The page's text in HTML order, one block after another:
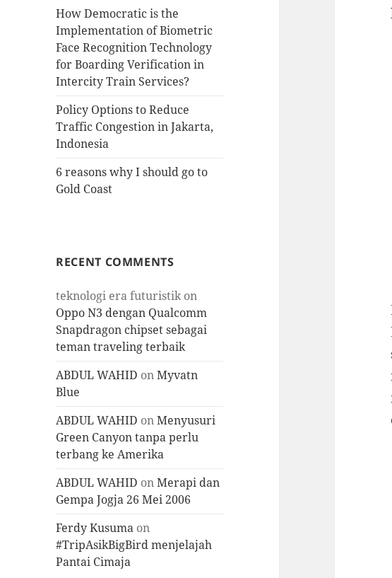
How Democratic is the
Implementation of Biometric
Face Recognition Technology
for Boarding Verification in
Intercity Train Services?
Policy Options to Reduce
Traffic Congestion in Jakarta,
Indonesia
6 reasons why I should go to
Gold Coast
RECENT COMMENTS
teknologi era futuristikon
Oppo N3 dengan Qualcomm
Snapdragon chipset sebagai
teman traveling terbaik
ABDUL WAHID onMyvatn
Blue
ABDUL WAHID onMenyusuri
Green Canyon tanpa perlu
terbang ke Amerika
ABDUL WAHID onMerapi dan
Gempa Jogja 26 Mei 2006
Ferdy Kusuma on
#TripAsikBigBird menjelajah
Pantai Cimaja